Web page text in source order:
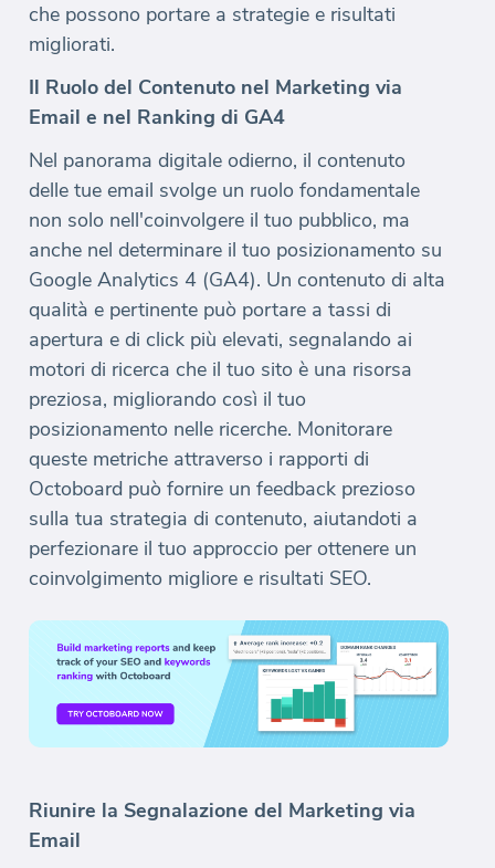
che possono portare a strategie e risultati
migliorati.
Il Ruolo del Contenuto nel Marketing via
Email e nel Ranking di GA4
Nel panorama digitale odierno, il contenuto
delle tue email svolge un ruolo fondamentale
non solo nell'coinvolgere il tuo pubblico, ma
anche nel determinare il tuo posizionamento su
Google Analytics 4 (GA4). Un contenuto di alta
qualità e pertinente può portare a tassi di
apertura e di click più elevati, segnalando ai
motori di ricerca che il tuo sito è una risorsa
preziosa, migliorando così il tuo
posizionamento nelle ricerche. Monitorare
queste metriche attraverso i rapporti di
Octoboard può fornire un feedback prezioso
sulla tua strategia di contenuto, aiutandoti a
perfezionare il tuo approccio per ottenere un
coinvolgimento migliore e risultati SEO.
Riunire la Segnalazione del Marketing via
Email